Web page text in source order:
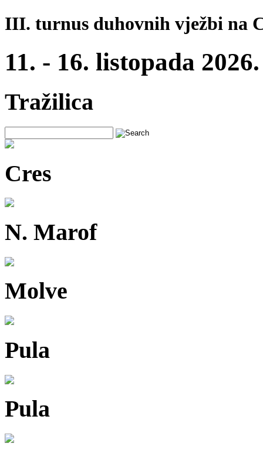
III. turnus duhovnih vježbi na
11. - 16. listopada 2026.
Tražilica
Cres
N. Marof
Molve
Pula
Pula